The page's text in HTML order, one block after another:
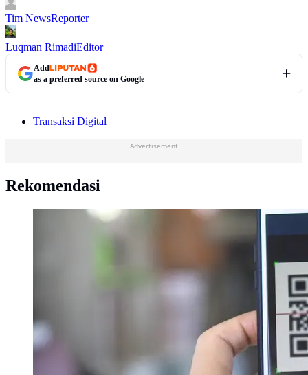
Tim NewsReporter
Luqman RimadiEditor
Add
as a preferred source on Google
Transaksi Digital
Advertisement
Rekomendasi